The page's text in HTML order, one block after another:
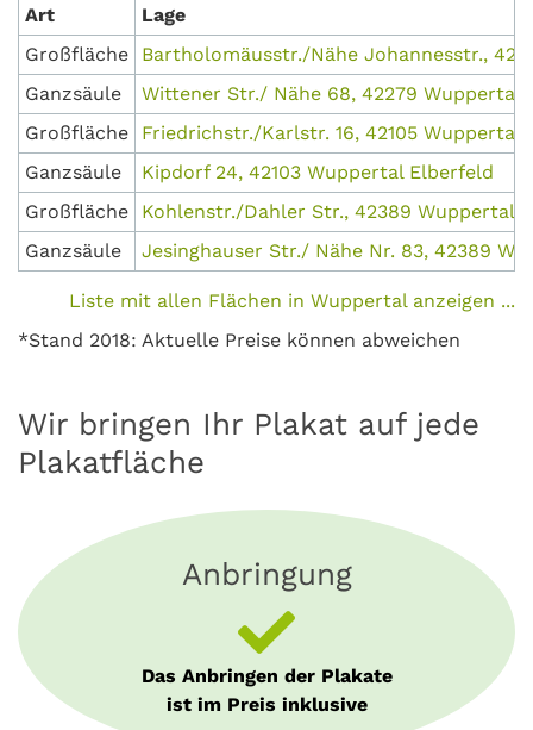
Art
Lage
Großfläche
Bartholomäusstr./Nähe Johannesstr.,
Ganzsäule
Wittener Str./ Nähe 68, 42279 Wuppertal
Großfläche
Friedrichstr./Karlstr. 16, 42105 Wuppertal
Ganzsäule
Kipdorf 24, 42103 Wuppertal Elberfeld
Großfläche
Kohlenstr./Dahler Str., 42389 Wuppertal
Ganzsäule
Jesinghauser Str./ Nähe Nr. 83, 42389
Liste mit allen Flächen in Wuppertal anzeigen ...
*Stand 2018: Aktuelle Preise können abweichen
Wir bringen Ihr Plakat auf jede
Plakatfläche
Anbringung
Das Anbringen der Plakate
ist im Preis inklusive